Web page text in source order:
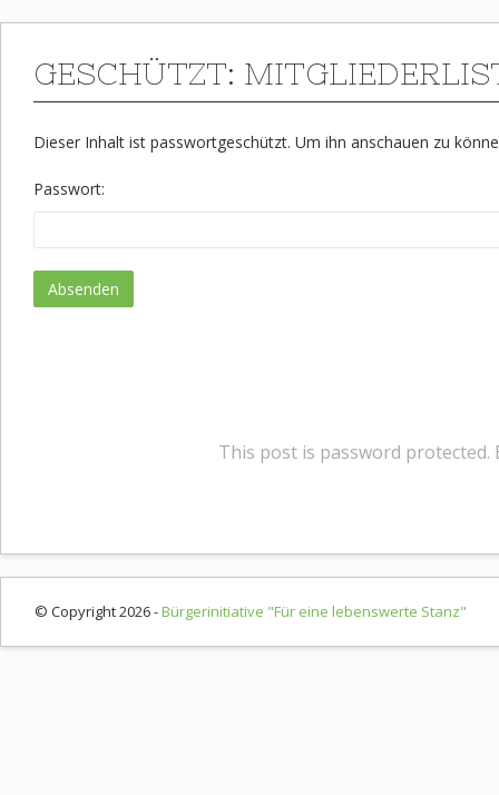
GESCHÜTZT:
Dieser Inhalt ist passwortgeschützt. Um ihn anschauen zu
Passwort:
This post is password protected.
© Copyright 2026 -Bürgerinitiative "Für eine lebenswerte Stanz"